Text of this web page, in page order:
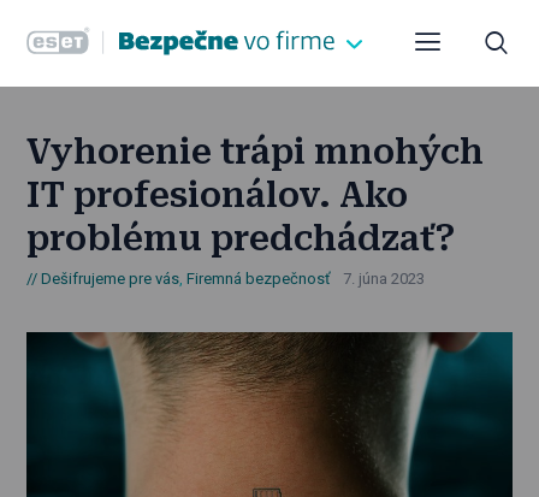
Vyhorenie trápi mnohých
IT profesionálov. Ako
problému predchádzať?
Dešifrujeme pre vás ,Firemná bezpečnosť 7. júna 2023